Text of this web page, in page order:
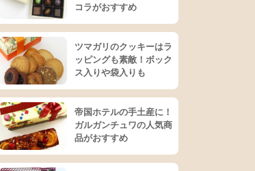
コラがおすすめ
ツマガリのクッキーはラ
ッピングも素敵！ボック
ス入りや袋入りも
帝国ホテルの手土産に！
ガルガンチュワの人気商
品がおすすめ